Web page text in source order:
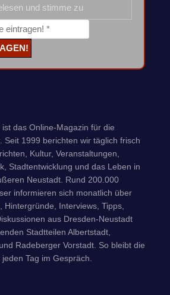
und stimme zu
das Online-Magazin für die
Seit 1999 berichten wir täglich frisch
Kultur, Veranstaltungen,
Stadtentwicklung und das Leben in
Neustadt. Rund 200.000
informieren sich monatlich über
Hintergründe, Interviews, Tipps,
aus Dresden-Neustadt
Stadtteilen Albertstadt,
Radeberger Vorstadt. So bleibt die
Tag im Gespräch.